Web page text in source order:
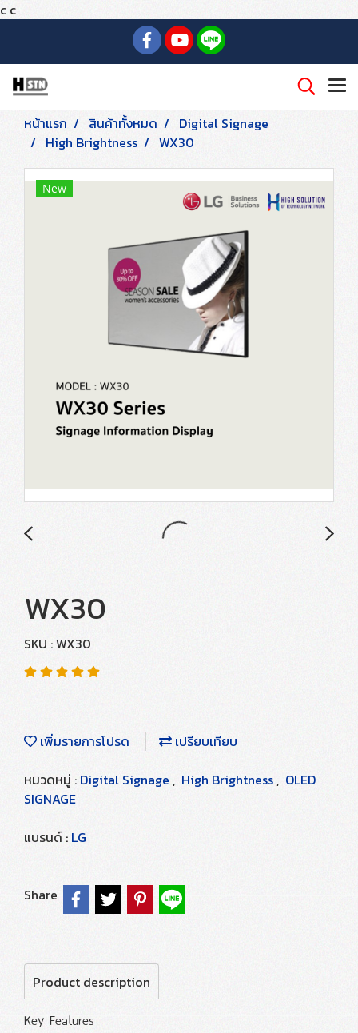
c c
หน้าแรก สินค้าทั้งหมด
Digital Signage
High Brightness
WX30
New
WX30
SKU : WX30
เพิ่มรายการโปรด
เปรียบเทียบ
หมวดหมู่ : Digital Signage , High Brightness, OLED
SIGNAGE
แบรนด์ : LG
Share
Product description
Key Features